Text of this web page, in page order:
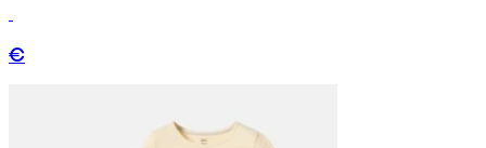
€